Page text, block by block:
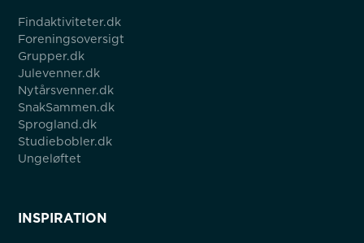
Findaktiviteter.dk
Foreningsoversigt
Grupper.dk
Julevenner.dk
Nytårsvenner.dk
SnakSammen.dk
Sprogland.dk
Studiebobler.dk
Ungeløftet
INSPIRATION